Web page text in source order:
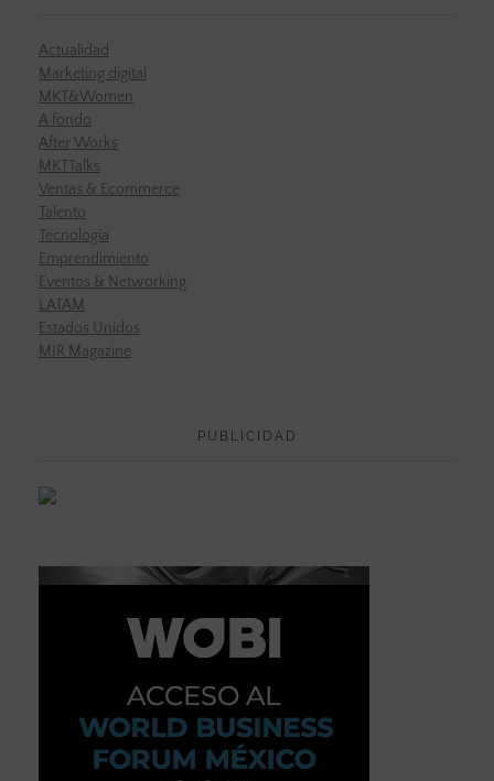
Actualidad
Marketing digital
MKT&Women
A fondo
After Works
MKTTalks
Ventas & Ecommerce
Talento
Tecnología
Emprendimiento
Eventos & Networking
LATAM
Estados Unidos
MIR Magazine
PUBLICIDAD